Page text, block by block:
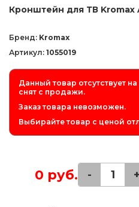
Кронштейн для ТВ Kromax
Бренд: Kromax
Артикул: 1055019
Данный товар отсутствует
снят с продажи.
Заказ товара невозможен.
Выбирайте товар с ценой
0 руб. - +